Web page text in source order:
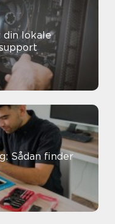
lokale
Sådan finder